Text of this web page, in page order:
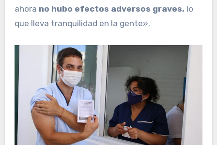
ahora no hubo efectos adversos graves, lo
que lleva tranquilidad en la gente».